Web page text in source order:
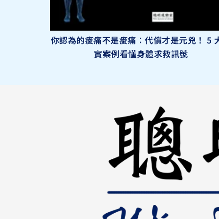
你認為的痠痛不是痠痛：代償才是元兇！ 5
實案例看懂身體求救訊號